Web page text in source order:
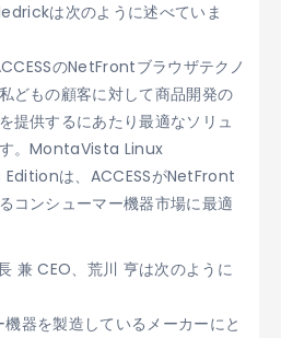
は次のように述べていま
のNetFrontブラウザテクノ
どもの顧客に対して商品開発の
提供するにあたり最適なソリュ
。MontaVista Linux
は、ACCESSがNetFront
コンシューマー機器市場に最適
兼 CEO、荒川 亨は次のように
機器を製造しているメーカーにと